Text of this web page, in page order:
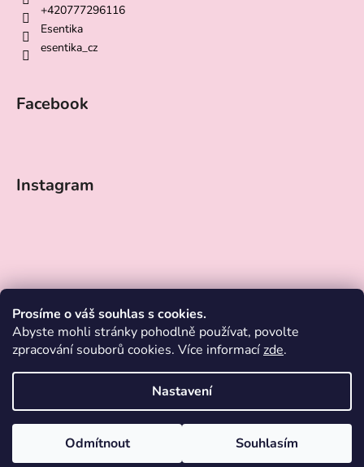
Prosíme o váš souhlas s cookies.
Abyste mohli stránky pohodlně používat, povolte
zpracování souborů cookies. Více informacízde.
Nastavení
Odmítnout Souhlasím
+420777296116
Esentika
esentika_cz
Facebook
Instagram
Sledovat na Instagramu
Copyright 2026ESENTIKA. Všechna práva vyhrazena.Upravit